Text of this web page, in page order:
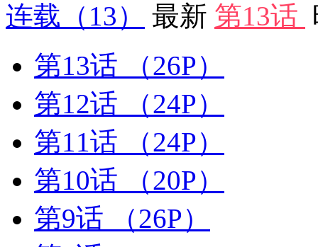
连载 （13） 最新 第13话
第13话
（26P）
第12话
（24P）
第11话
（24P）
第10话
（20P）
第9话
（26P）